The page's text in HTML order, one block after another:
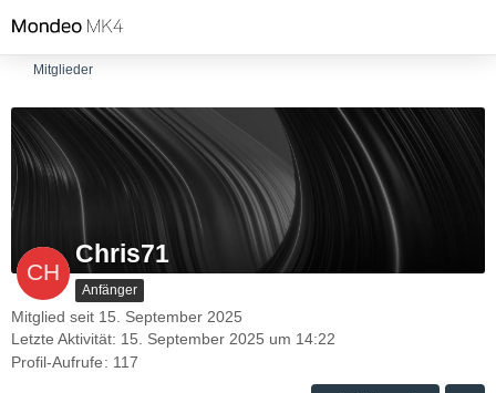
Mitglieder
Chris71
Anfänger
Mitglied seit 15. September 2025
Letzte Aktivität: 15. September 2025 um 14:22
Profil-Aufrufe
117